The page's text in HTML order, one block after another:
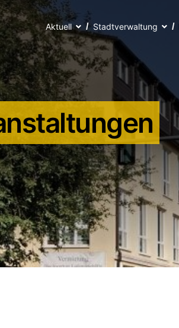
Aktuell Stadtverwaltung